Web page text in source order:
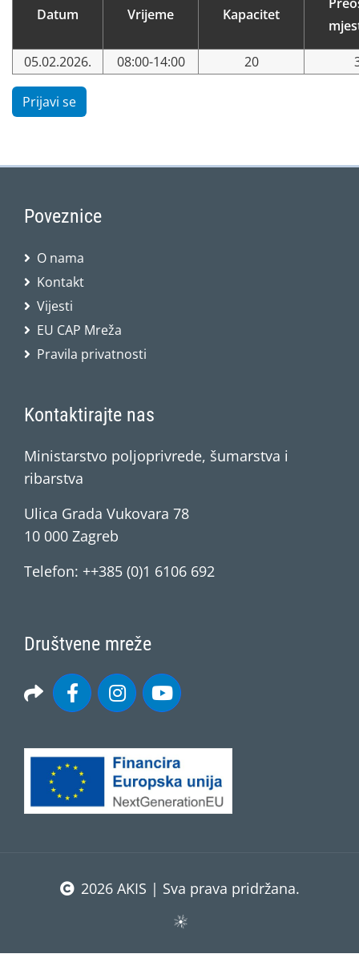
Datum Vrijeme Kapacitet
05.02.2026. 08:00-14:00 20
Prijavi se
Poveznice
O nama
Kontakt
Vijesti
EU CAP Mreža
Pravila privatnosti
Kontaktirajte nas
Ministarstvo poljoprivrede, šumarstva i
ribarstva
Ulica Grada Vukovara 78
10 000 Zagreb
Telefon: ++385 (0)1 6106 692
Društvene mreže
2026 AKIS | Sva prava pridržana.